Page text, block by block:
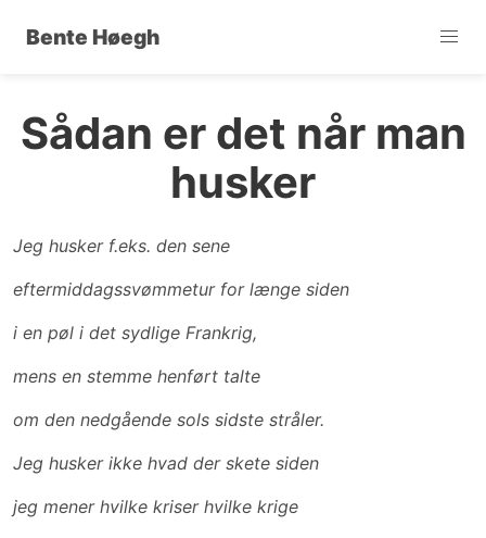
Bente Høegh
Sådan er det når man
husker
Jeg husker f.eks. den sene
eftermiddagssvømmetur for længe siden
i en pøl i det sydlige Frankrig,
mens en stemme henført talte
om den nedgående sols sidste stråler.
Jeg husker ikke hvad der skete siden
jeg mener hvilke kriser hvilke krige